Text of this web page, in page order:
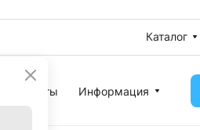
Каталог
Контакты Информация